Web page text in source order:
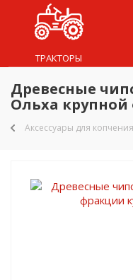
ТРАКТОРЫ
Древесные
Ольха
Аксессуары для копчения